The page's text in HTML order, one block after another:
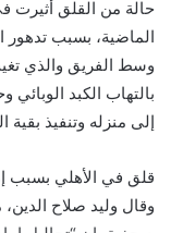
حالة من القلق أثيرت
الماضية، بسبب
وسط الفريق والذي
بالتهاب الكبد
إلى منزله وتنفيذ بقية
قلق في الأهلي بسبب
وقال وليد صلاح